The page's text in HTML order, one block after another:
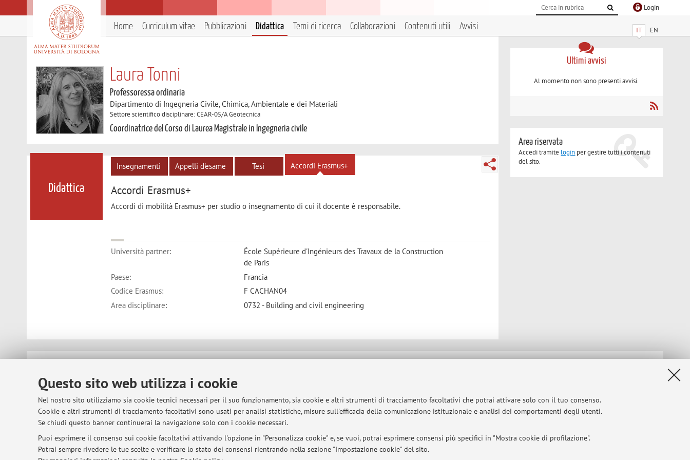
Questo sito web utilizza i cookie
Nel nostro sito utilizziamo sia cookie tecnici necessari per il suo funzionamento, sia cookie e altri strumenti di tracciamento facoltativi che potrai attivare solo con il tuo consenso.
Cookie e altri strumenti di tracciamento facoltativi sono usati per analisi statistiche, misure sull'efficacia della comunicazione istituzionale e analisi dei comportamenti degli utenti.
Se chiudi questo banner continuerai la navigazione solo con i cookie necessari.
Puoi esprimere il consenso sui cookie facoltativi attivando l'opzione in "Personalizza cookie" e, se vuoi, potrai esprimere consensi più specifici in "Mostra cookie di profilazione".
Potrai sempre rivedere le tue scelte e verificare lo stato dei consensi rientrando nella sezione "Impostazione cookie" del sito.
Login
IT EN
Home Curriculum vitae Pubblicazioni Didattica Temi di ricerca Collaborazioni Contenuti utili Avvisi
Laura Tonni
Professoressa ordinaria
Dipartimento di Ingegneria Civile, Chimica, Ambientale e dei Materiali
Settore scientifico disciplinare: CEAR-05/A Geotecnica
Coordinatrice del Corso di Laurea Magistrale in Ingegneria civile
Didattica
Insegnamenti Appelli d'esame Tesi Accordi Erasmus+
Accordi Erasmus+
Accordi di mobilità Erasmus+ per studio o insegnamento di cui il docente è responsabile.
Università partner:
École Supérieure d'Ingénieurs des Travaux de la Construction
de Paris
Paese:
Francia
Codice Erasmus:
F CACHAN04
Area disciplinare:
0732 - Building and civil engineering
Ultimi avvisi
Al momento non sono presenti avvisi.
Area riservata
Accedi tramite login per gestire tutti i contenuti
del sito.